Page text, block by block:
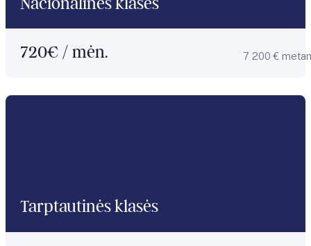
Nacionalinės klasės
720€ / mėn. 7 200 €
Tarptautinės klasės